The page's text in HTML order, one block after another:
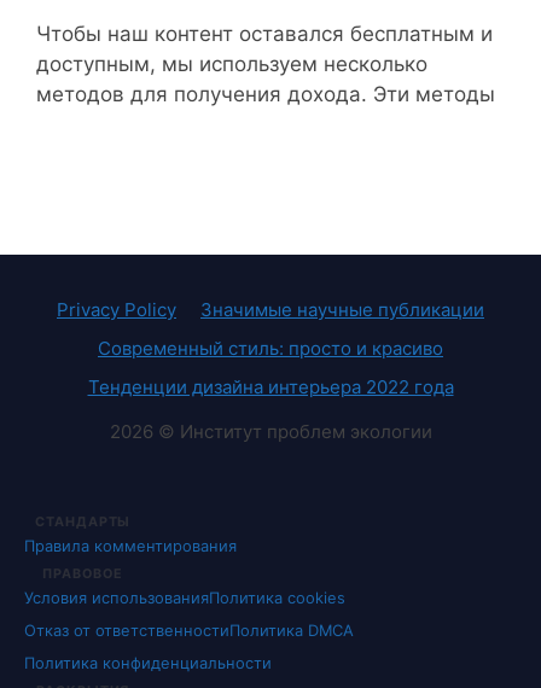
Чтобы наш контент оставался бесплатным и
доступным, мы используем несколько
методов для получения дохода. Эти методы
Privacy Policy
Значимые научные публикации
Современный стиль: просто и красиво
Тенденции дизайна интерьера 2022 года
2026 © Институт проблем экологии
СТАНДАРТЫ
Правила комментирования
ПРАВОВОЕ
Условия использованияПолитика cookies
Отказ от ответственностиПолитика DMCA
Политика конфиденциальности